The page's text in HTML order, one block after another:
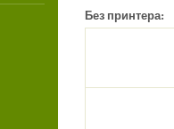
Без принтера: